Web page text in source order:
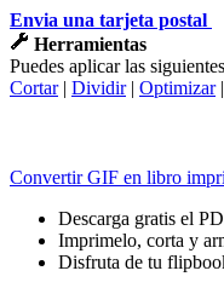
Envia una tarjeta postal
Herramientas
Puedes aplicar las
Cortar| Dividir| Optimizar|
Convertir GIF en libro
Descarga gratis el
Imprimelo, corta y
Disfruta de tu